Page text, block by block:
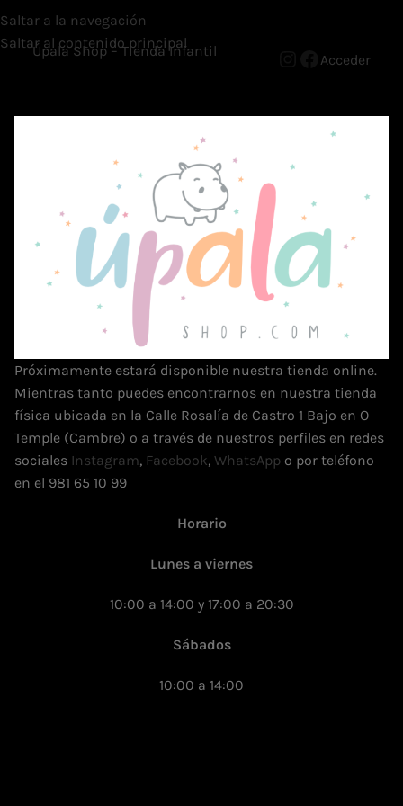
Saltar a la navegación
Saltar al contenido principal
Úpala Shop – Tienda Infantil
Acceder
Próximamente estará disponible nuestra tienda online.
Mientras tanto puedes encontrarnos en nuestra tienda
física ubicada en la Calle Rosalía de Castro 1 Bajo en O
Temple (Cambre) o a través de nuestros perfiles en redes
sociales Instagram, Facebook, WhatsApp o por teléfono
en el 981 65 10 99
Horario
Lunes a viernes
10:00 a 14:00 y 17:00 a 20:30
Sábados
10:00 a 14:00